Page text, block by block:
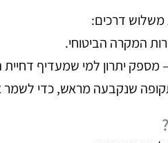
משלוש דרכים:
המקרה הביטוחי.
– מספק יתרון למי שמעדיף
שנקבעה מראש, כדי